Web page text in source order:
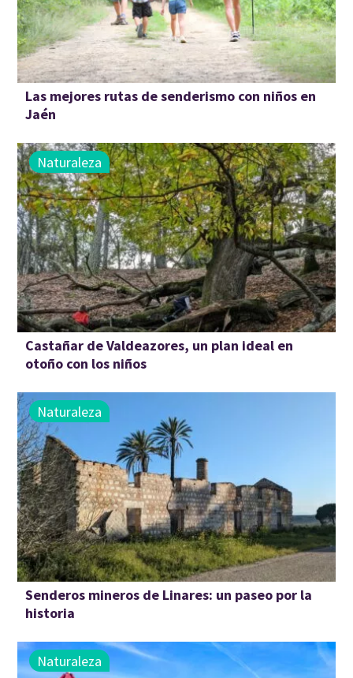
Las mejores rutas de senderismo con niños en
Jaén
Castañar de Valdeazores, un plan ideal en
otoño con los niños
Naturaleza
Senderos mineros de Linares: un paseo por la
historia
Naturaleza
Naturaleza